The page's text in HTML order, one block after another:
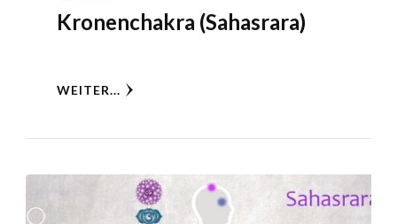
Kronenchakra (Sahasrara)
WEITER...